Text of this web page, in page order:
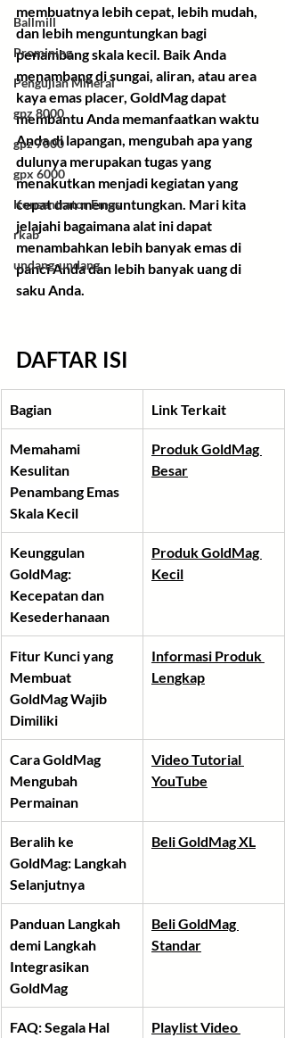
Ballmill
Promining
Pengujian Mineral
gpz 8000
gpz 7000
gpx 6000
Konsentrator Emas
rkab
undang-undang
membuatnya lebih cepat, lebih mudah,
dan lebih menguntungkan bagi
penambang skala kecil. Baik Anda
menambang di sungai, aliran, atau area
kaya emas placer, GoldMag dapat
membantu Anda memanfaatkan waktu
Anda di lapangan, mengubah apa yang
dulunya merupakan tugas yang
menakutkan menjadi kegiatan yang
cepat dan menguntungkan. Mari kita
jelajahi bagaimana alat ini dapat
menambahkan lebih banyak emas di
panci Anda dan lebih banyak uang di
saku Anda.
DAFTAR ISI
Bagian Link Terkait
Memahami
Kesulitan
Penambang Emas
Skala Kecil
Produk GoldMag
Besar
Keunggulan
GoldMag:
Kecepatan dan
Kesederhanaan
Produk GoldMag
Kecil
Fitur Kunci yang
Membuat
GoldMag Wajib
Dimiliki
Informasi Produk
Lengkap
Cara GoldMag
Mengubah
Permainan
Video Tutorial
YouTube
Beralih ke
GoldMag: Langkah
Selanjutnya
Beli GoldMag XL
Panduan Langkah
demi Langkah
Integrasikan
GoldMag
Beli GoldMag
Standar
FAQ: Segala Hal
Playlist Video